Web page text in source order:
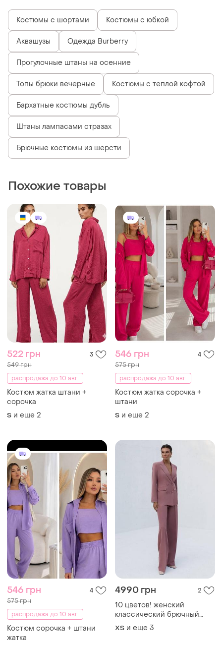
Костюмы с шортами Костюмы с юбкой
Аквашузы Одежда Burberry
Прогулочные штаны на осенние
Топы брюки вечерные Костюмы с теплой кофтой
Бархатные костюмы дубль
Штаны лампасами стразах
Брючные костюмы из шерсти
Похожие товары
522 грн 3
549 грн
распродажа до 10 авг.
Костюм жатка штани +
сорочка
S и еще 2
546 грн 4
575 грн
распродажа до 10 авг.
Костюм жатка сорочка +
штани
S и еще 2
546 грн 4
575 грн
распродажа до 10 авг.
Костюм сорочка + штани
жатка
4990 грн 2
10 цветов! женский
классический брючный
костюм тройка, прямой
длинный жакет,
ХS и еще 3